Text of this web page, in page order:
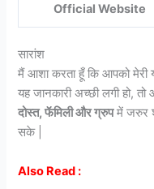
Official Website
सारांश
मैं आशा करता हूँ कि आपको मेरी
यह जानकारी अच्छी लगी हो,
दोस्त, फॅमिली और ग्रुपमें जरुर
सके |
Also Read :